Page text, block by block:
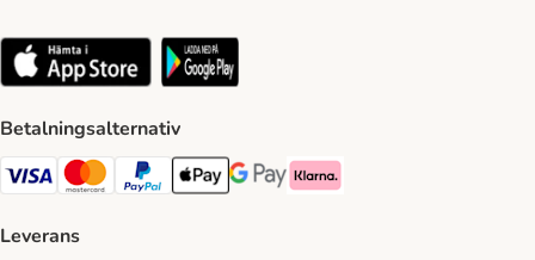
Betalningsalternativ
VISA Payment Method
Mastercard Payment Method
Paypal Payment Method
Apple Pay Payment Method
Google Pay Payment Method
Klarna Payment Method
Leverans